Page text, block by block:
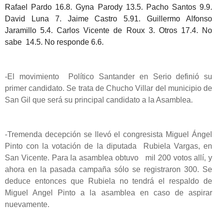
Rafael Pardo 16.8. Gyna Parody 13.5. Pacho Santos 9.9.
David Luna 7. Jaime Castro 5.91. Guillermo Alfonso
Jaramillo 5.4. Carlos Vicente de Roux 3. Otros 17.4. No
sabe 14.5. No responde 6.6.
-El movimiento Político Santander en Serio definió su
primer candidato. Se trata de Chucho Villar del municipio de
San Gil que será su principal candidato a la Asamblea.
-Tremenda decepción se llevó el congresista Miguel Ángel
Pinto con la votación de la diputada Rubiela Vargas, en
San Vicente. Para la asamblea obtuvo mil 200 votos allí, y
ahora en la pasada campaña sólo se registraron 300. Se
deduce entonces que Rubiela no tendrá el respaldo de
Miguel Angel Pinto a la asamblea en caso de aspirar
nuevamente.